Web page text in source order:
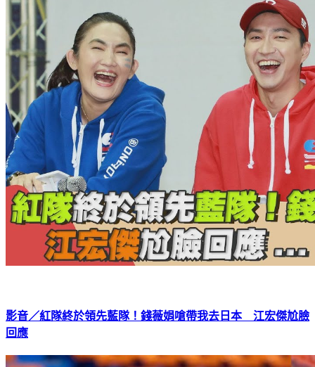
影音／紅隊終於領先藍隊！錢薇娟嗆帶我去日本 江宏傑尬臉
回應